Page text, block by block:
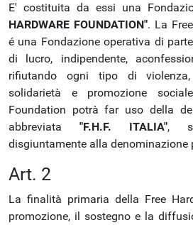
E' costituita da essi una
HARDWARE FOUNDATION". La
é una Fondazione operativa di
di lucro, indipendente,
rifiutando ogni tipo di
solidarietà e promozione
Foundation potrà far uso della
abbreviata "F.H.F. ITALIA",
disgiuntamente alla denominazione
Art. 2
La finalità primaria della Free
promozione, il sostegno e la